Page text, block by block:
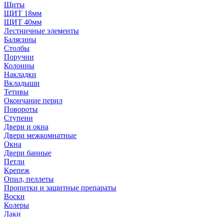
Щиты
ЩИТ 18мм
ЩИТ 40мм
Лестничные элементы
Балясины
Столбы
Поручни
Колонны
Накладки
Вкладыши
Тетивы
Окончание перил
Повороты
Ступени
Двери и окна
Двери межкомнатные
Окна
Двери банные
Петли
Крепеж
Опил, пеллеты
Пропитки и защитные препараты
Воски
Колеры
Лаки